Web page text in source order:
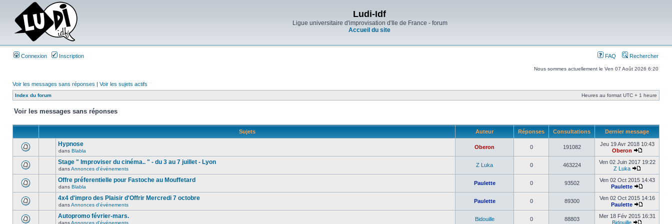
Ludi-Idf
Ligue universitaire d'improvisation d'Ile de France - forum
Accueil du site
Connexion Inscription FAQ Rechercher
Nous sommes actuellement le Ven 07 Août 2026 6:20
Voir les messages sans réponses | Voir les sujets actifs
Index du forum Heures au format UTC + 1 heure
Voir les messages sans réponses
Sujets Auteur Réponses Consultations Dernier message
Hypnose
dans Blabla
Oberon 0 191082
Jeu 19 Avr 2018 10:43
Oberon
Stage " Improviser du cinéma.. " - du 3 au 7 juillet - Lyon
dansAnnonces d'événements
Z Luka 0 463224
Ven 02 Juin 2017 19:22
Z Luka
Offre préferentielle pour Fastoche au Mouffetard
dans Blabla
Paulette 0 93502
Ven 02 Oct 2015 14:43
Paulette
4x4 d'impro des Plaisir d'Offrir Mercredi 7 octobre
dansAnnonces d'événements
Paulette 0 89300
Ven 02 Oct 2015 14:16
Paulette
Autopromo février-mars.
dansAnnonces d'événements
Bidouille 0 88803
Mer 18 Fév 2015 16:31
Bidouille